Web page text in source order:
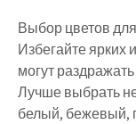
Выбор цветов
Избегайте ярких
могут
Лучше выбрать
белый, бежевый,